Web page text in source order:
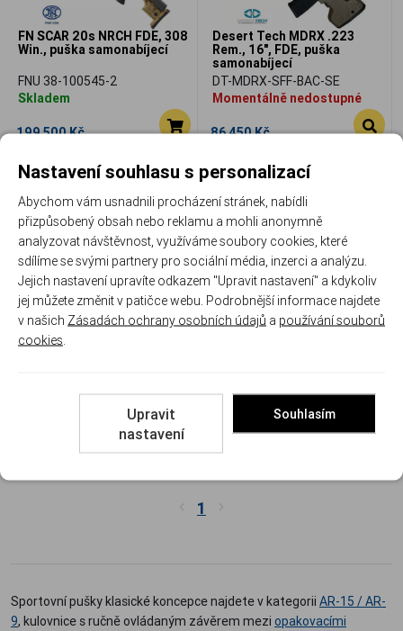
Porovnat
FN SCAR 20s NRCH FDE, 308
Win., puška samonabíjecí
FNU 38-100545-2
Skladem
199 500 Kč
Porovnat
Desert Tech MDRX .223
Rem., 16", FDE, puška
samonabíjecí
DT-MDRX-SFF-BAC-SE
Momentálně nedostupné
86 450 Kč
Porovnat
Desert Tech MDRX, ráže 300
BLK, 16", cerná, puška
Momentálně nedostupné
1
Sportovní pušky klasické koncepce najdete v kategorii AR-15 / AR-
9, kulovnice s ručně ovládaným závěrem mezi opakovacími
Nastavení souhlasu s personalizací
Abychom vám usnadnili procházení stránek, nabídli
přizpůsobený obsah nebo reklamu a mohli anonymně
analyzovat návštěvnost, využíváme soubory cookies, které
sdílíme se svými partnery pro sociální média, inzerci a analýzu.
Jejich nastavení upravíte odkazem "Upravit nastavení" a kdykoliv
jej můžete změnit v patičce webu. Podrobnější informace najdete
v našich Zásadách ochrany osobních údajů a používání souborů
cookies
Upravit
nastavení
Souhlasím